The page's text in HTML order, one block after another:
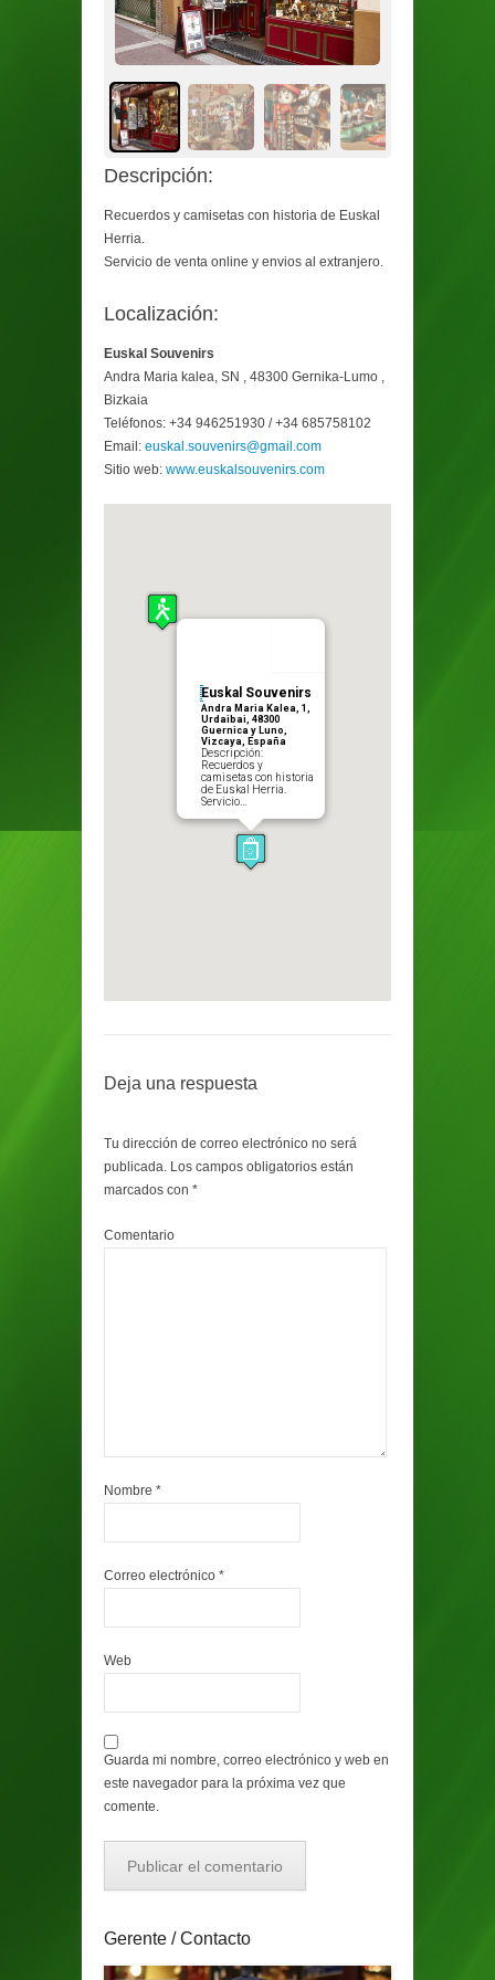
Descripción:
Recuerdos y camisetas con historia de Euskal
Herria.
Servicio de venta online y envios al extranjero.
Localización:
Euskal Souvenirs
Andra Maria kalea, SN , 48300 Gernika-Lumo ,
Bizkaia
Teléfonos: +34 946251930 / +34 685758102
Email: euskal.souvenirs@gmail.com
Sitio web: www.euskalsouvenirs.com
Euskal Souvenirs
Andra Maria Kalea, 1,
Urdaibai, 48300
Guernica y Luno,
Vizcaya, España
Descripción:
Recuerdos y
camisetas con historia
de Euskal Herria.
Servicio…
Deja una respuesta
Tu dirección de correo electrónico no será
publicada. Los campos obligatorios están
marcados con *
Comentario
Nombre *
Correo electrónico *
Web
Guarda mi nombre, correo electrónico y web en
este navegador para la próxima vez que
comente.
Gerente / Contacto